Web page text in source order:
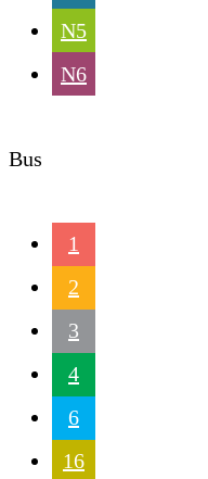
N5
N6
Bus
1
2
3
4
6
16